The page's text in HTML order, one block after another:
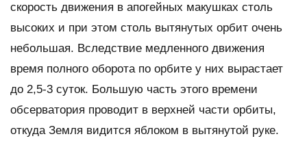
скорость движения в апогейных макушках столь
высоких и при этом столь вытянутых орбит очень
небольшая. Вследствие медленного движения
время полного оборота по орбите у них вырастает
до 2,5-3 суток. Большую часть этого времени
обсерватория проводит в верхней части орбиты,
откуда Земля видится яблоком в вытянутой руке.